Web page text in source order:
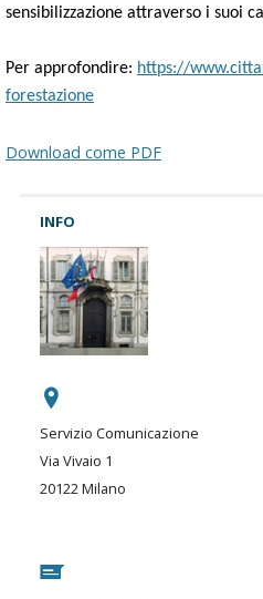
sensibilizzazione attraverso i suoi
Per approfondire: https://www.
forestazione
Download come PDF
INFO
Servizio Comunicazione
Via Vivaio 1
20122 Milano